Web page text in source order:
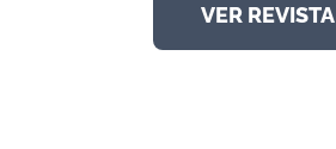
VER REVISTA